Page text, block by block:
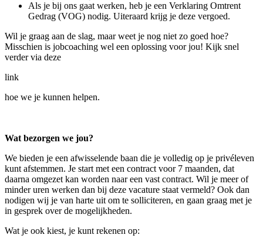
Als je bij ons gaat werken, heb je een Verklaring Omtrent
Gedrag (VOG) nodig. Uiteraard krijg je deze vergoed.
Wil je graag aan de slag, maar weet je nog niet zo goed hoe?
Misschien is jobcoaching wel een oplossing voor jou! Kijk snel
verder via deze
link
hoe we je kunnen helpen.
Wat bezorgen we jou?
We bieden je een afwisselende baan die je volledig op je privéleven
kunt afstemmen. Je start met een contract voor 7 maanden, dat
daarna omgezet kan worden naar een vast contract. Wil je meer of
minder uren werken dan bij deze vacature staat vermeld? Ook dan
nodigen wij je van harte uit om te solliciteren, en gaan graag met je
in gesprek over de mogelijkheden.
Wat je ook kiest, je kunt rekenen op: